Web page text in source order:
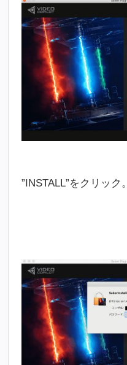
”INSTALL”をクリック。